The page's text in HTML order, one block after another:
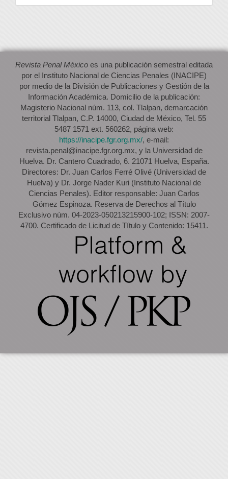
artículo
Revista Penal México es una publicación semestral editada
por el Instituto Nacional de Ciencias Penales (INACIPE)
por medio de la División de Publicaciones y Gestión de la
Información Académica. Domicilio de la publicación:
Magisterio Nacional núm. 113, col. Tlalpan, demarcación
territorial Tlalpan, C.P. 14000, Ciudad de México, Tel. 55
5487 1571 ext. 560262, página web:
https://inacipe.fgr.org.mx/, e-mail:
revista.penal@inacipe.fgr.org.mx, y la Universidad de
Huelva. Dr. Cantero Cuadrado, 6. 21071 Huelva, España.
Directores: Dr. Juan Carlos Ferré Olivé (Universidad de
Huelva) y Dr. Jorge Nader Kuri (Instituto Nacional de
Ciencias Penales). Editor responsable: Juan Carlos
Gómez Espinoza. Reserva de Derechos al Título
Exclusivo núm. 04-2023-050213215900-102; ISSN: 2007-
4700. Certificado de Licitud de Título y Contenido: 15411.